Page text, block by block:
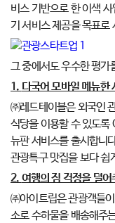
비스 기반으로 한 이색
기 서비스 제공을 목표로
그 중에서도 우수한 평가
1. 다국어 모바일 메뉴한
㈜레드테이블은 외국인
식당을 이용할 수 있도록
뉴판 서비스를 출시합니
관광특구 맛집을 보다 쉽
2. 여행의 짐 걱정을 덜
㈜아이트립은 관광객들
소로 수하물을 배송해주